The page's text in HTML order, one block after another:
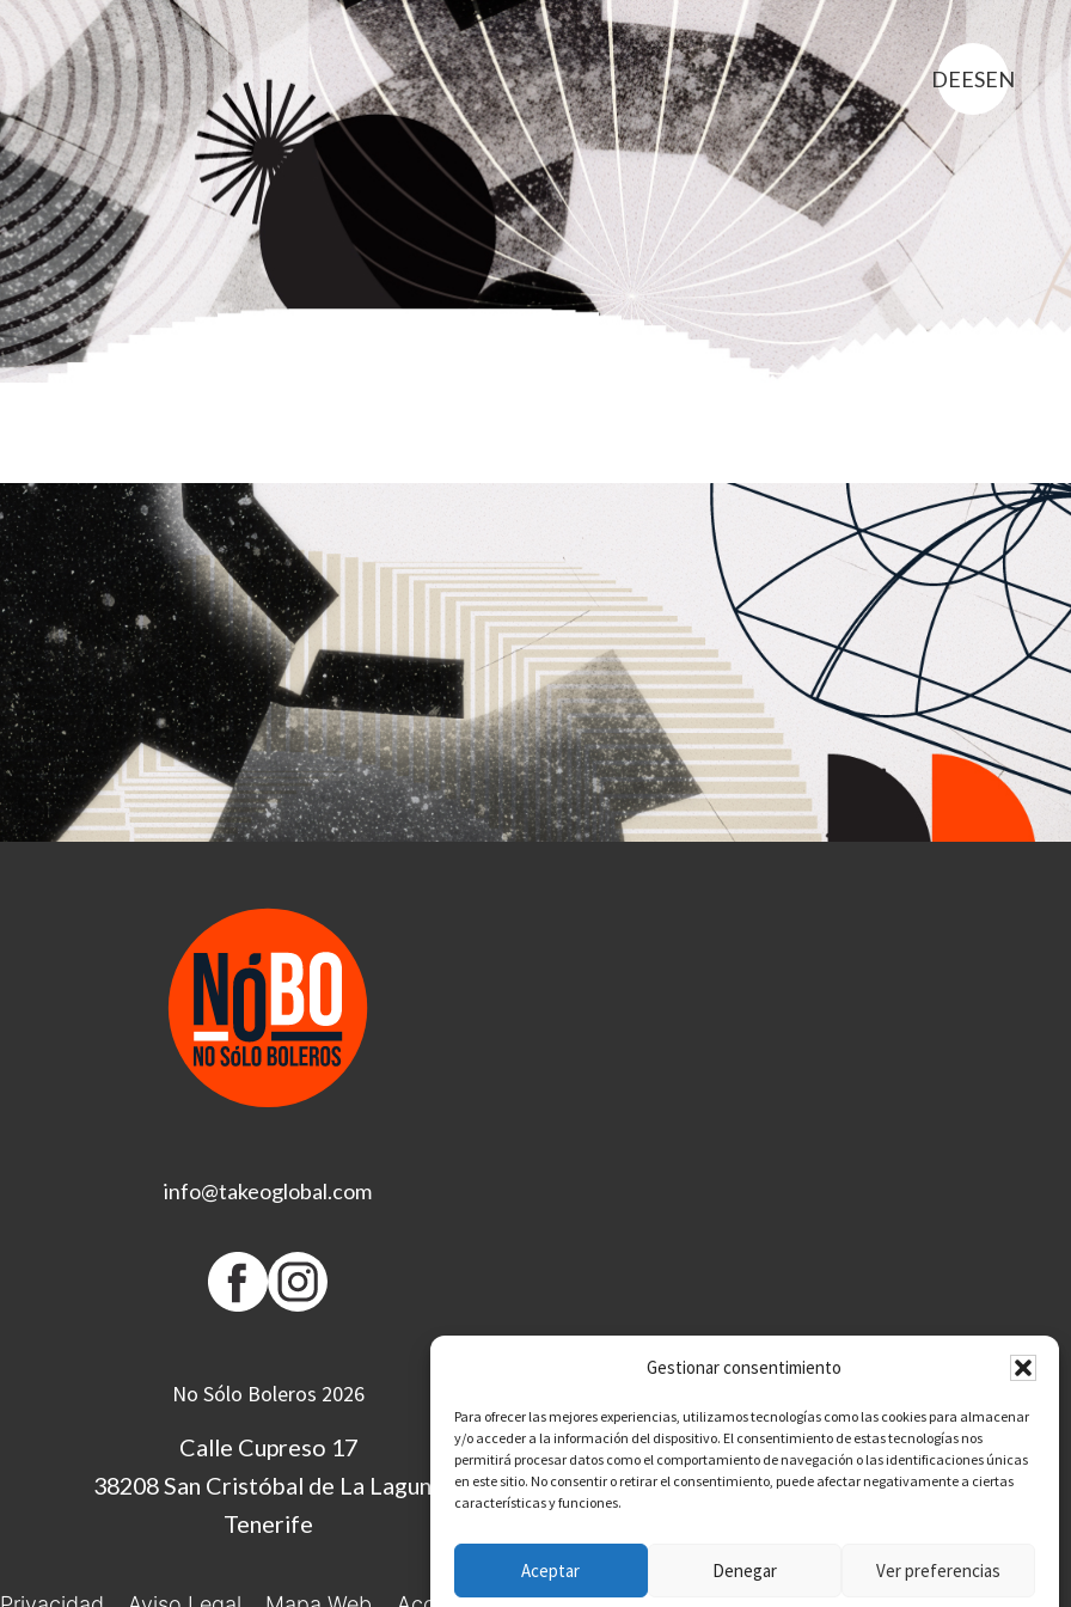
Gestionar consentimiento
Para ofrecer las mejores experiencias, utilizamos tecnologías como las cookies para almacenar
y/o acceder a la información del dispositivo. El consentimiento de estas tecnologías nos
permitirá procesar datos como el comportamiento de navegación o las identificaciones únicas
en este sitio. No consentir o retirar el consentimiento, puede afectar negativamente a ciertas
características y funciones.
Aceptar Denegar Ver preferencias
EN
ES
DE
info@takeoglobal.com
No Sólo Boleros 2026
Calle Cupreso 17
38208 San Cristóbal de La Laguna
Tenerife